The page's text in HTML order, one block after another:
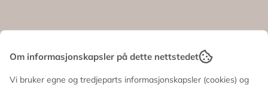
Om informasjonskapsler på dette nettstedet
Vi bruker egne og tredjeparts informasjonskapsler (cookies) og